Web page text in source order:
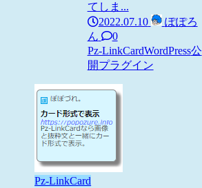
てしま...
2022.07.10
ぽぽろ
ん
0
Pz-LinkCardWordPress公
開プラグイン
Pz-LinkCard